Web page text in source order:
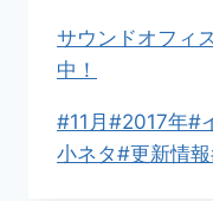
サウンドオフィ
中！
投
稿
#11月 #2017年#
小ネタ#更新情報